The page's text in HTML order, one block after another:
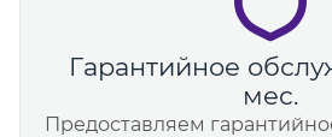
Гарантийное
мес.
Предоставляем